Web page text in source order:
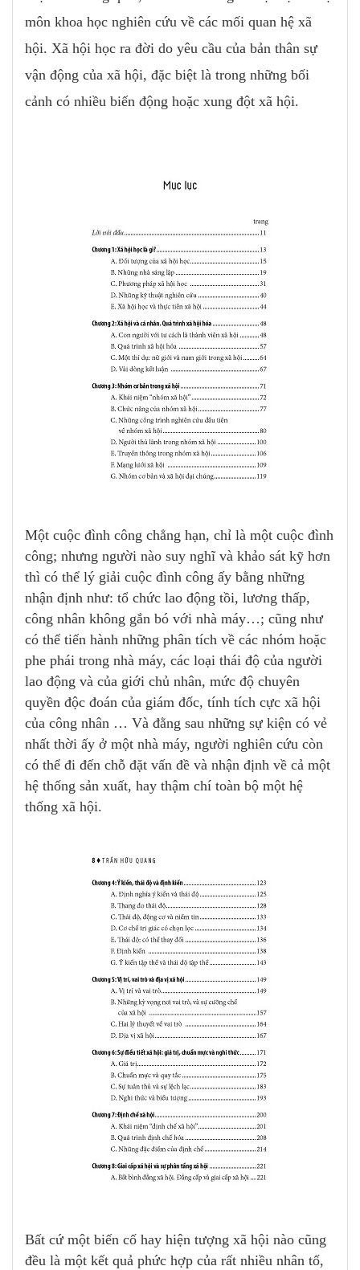
môn khoa học nghiên cứu về các mối quan hệ xã
hội. Xã hội học ra đời do yêu cầu của bản thân sự
vận động của xã hội, đặc biệt là trong những bối
cảnh có nhiều biến động hoặc xung đột xã hội.
Một cuộc đình công chẳng hạn, chỉ là một cuộc đình
công; nhưng người nào suy nghĩ và khảo sát kỹ hơn
thì có thể lý giải cuộc đình công ấy bằng những
nhận định như: tổ chức lao động tồi, lương thấp,
công nhân không gắn bó với nhà máy…; cũng như
có thể tiến hành những phân tích về các nhóm hoặc
phe phái trong nhà máy, các loại thái độ của người
lao động và của giới chủ nhân, mức độ chuyên
quyền độc đoán của giám đốc, tính tích cực xã hội
của công nhân … Và đằng sau những sự kiện có vẻ
nhất thời ấy ở một nhà máy, người nghiên cứu còn
có thể đi đến chỗ đặt vấn đề và nhận định về cả một
hệ thống sản xuất, hay thậm chí toàn bộ một hệ
thống xã hội.
Bất cứ một biến cố hay hiện tượng xã hội nào cũng
đều là một kết quả phức hợp của rất nhiều nhân tố,